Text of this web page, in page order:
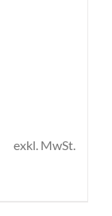
exkl. MwSt.